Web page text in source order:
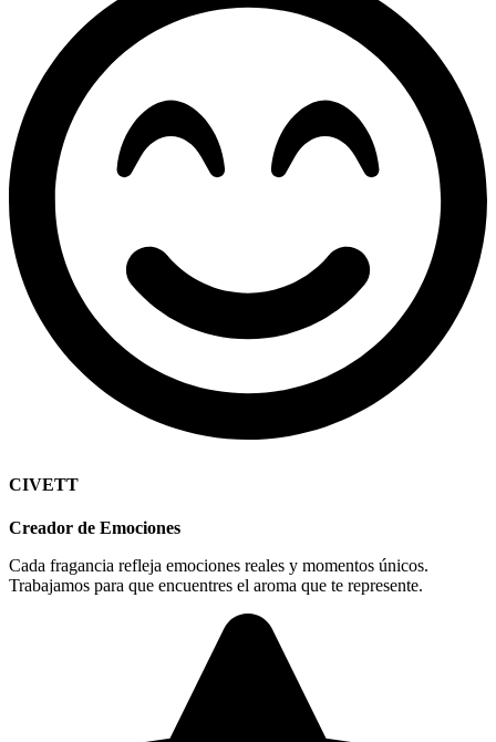
CIVETT
Creador de Emociones
Cada fragancia refleja emociones reales y momentos únicos.
Trabajamos para que encuentres el aroma que te represente.